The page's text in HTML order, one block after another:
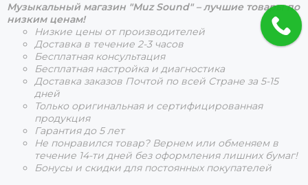
Музыкальный магазин "Muz Sound" – лучшие товары по
низким ценам!
Низкие цены от производителей
Доставка в течение 2-3 часов
Бесплатная консультация
Бесплатная настройка и диагностика
Доставка заказов Почтой по всей Стране за 5-15
дней
Только оригинальная и сертифицированная
продукция
Гарантия до 5 лет
Не понравился товар? Вернем или обменяем в
течение 14-ти дней без оформления лишних бумаг!
Бонусы и скидки для постоянных покупателей